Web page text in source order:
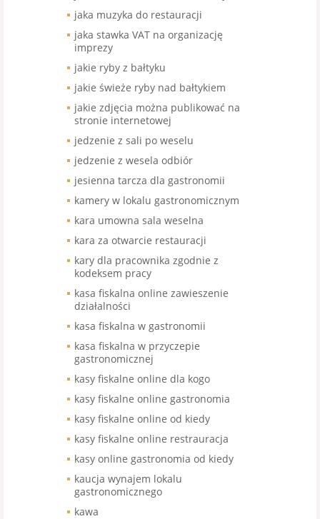
jaka muzyka do restauracji
jaka stawka VAT na organizację
imprezy
jakie ryby z bałtyku
jakie świeże ryby nad bałtykiem
jakie zdjęcia można publikować na
stronie internetowej
jedzenie z sali po weselu
jedzenie z wesela odbiór
jesienna tarcza dla gastronomii
kamery w lokalu gastronomicznym
kara umowna sala weselna
kara za otwarcie restauracji
kary dla pracownika zgodnie z
kodeksem pracy
kasa fiskalna online zawieszenie
działalności
kasa fiskalna w gastronomii
kasa fiskalna w przyczepie
gastronomicznej
kasy fiskalne online dla kogo
kasy fiskalne online gastronomia
kasy fiskalne online od kiedy
kasy fiskalne online restrauracja
kasy online gastronomia od kiedy
kaucja wynajem lokalu
gastronomicznego
kawa